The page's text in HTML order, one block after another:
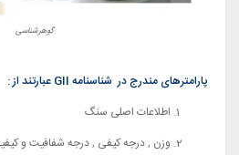
گوهرشناسی
پارامترهای مندرج در شناسنامه GII عبارتند از :
اطلاعات اصلی سنگ
وزن , درجه کیفی , درجه شفافیت و